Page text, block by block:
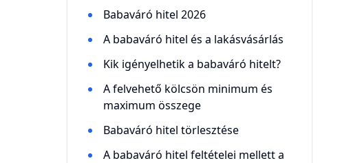
Babaváró hitel 2026
A babaváró hitel és a lakásvásárlás
Kik igényelhetik a babaváró hitelt?
A felvehető kölcsön minimum és
maximum összege
Babaváró hitel törlesztése
A babaváró hitel feltételei mellett a